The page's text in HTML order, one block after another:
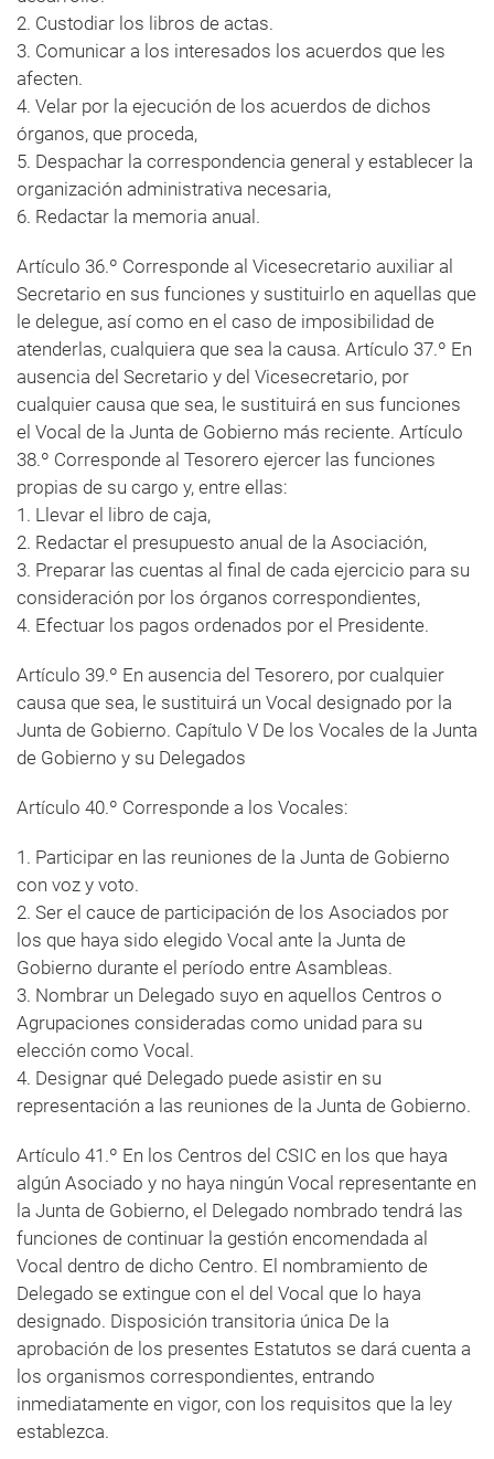
2. Custodiar los libros de actas.
3. Comunicar a los interesados los acuerdos que les
afecten.
4. Velar por la ejecución de los acuerdos de dichos
órganos, que proceda,
5. Despachar la correspondencia general y establecer la
organización administrativa necesaria,
6. Redactar la memoria anual.
Artículo 36.º Corresponde al Vicesecretario auxiliar al
Secretario en sus funciones y sustituirlo en aquellas que
le delegue, así como en el caso de imposibilidad de
atenderlas, cualquiera que sea la causa. Artículo 37.º En
ausencia del Secretario y del Vicesecretario, por
cualquier causa que sea, le sustituirá en sus funciones
el Vocal de la Junta de Gobierno más reciente. Artículo
38.º Corresponde al Tesorero ejercer las funciones
propias de su cargo y, entre ellas:
1. Llevar el libro de caja,
2. Redactar el presupuesto anual de la Asociación,
3. Preparar las cuentas al final de cada ejercicio para su
consideración por los órganos correspondientes,
4. Efectuar los pagos ordenados por el Presidente.
Artículo 39.º En ausencia del Tesorero, por cualquier
causa que sea, le sustituirá un Vocal designado por la
Junta de Gobierno. Capítulo V De los Vocales de la Junta
de Gobierno y su Delegados
Artículo 40.º Corresponde a los Vocales:
1. Participar en las reuniones de la Junta de Gobierno
con voz y voto.
2. Ser el cauce de participación de los Asociados por
los que haya sido elegido Vocal ante la Junta de
Gobierno durante el período entre Asambleas.
3. Nombrar un Delegado suyo en aquellos Centros o
Agrupaciones consideradas como unidad para su
elección como Vocal.
4. Designar qué Delegado puede asistir en su
representación a las reuniones de la Junta de Gobierno.
Artículo 41.º En los Centros del CSIC en los que haya
algún Asociado y no haya ningún Vocal representante en
la Junta de Gobierno, el Delegado nombrado tendrá las
funciones de continuar la gestión encomendada al
Vocal dentro de dicho Centro. El nombramiento de
Delegado se extingue con el del Vocal que lo haya
designado. Disposición transitoria única De la
aprobación de los presentes Estatutos se dará cuenta a
los organismos correspondientes, entrando
inmediatamente en vigor, con los requisitos que la ley
establezca.